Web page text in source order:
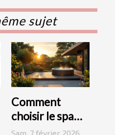
sujet
Comment
choisir le spa
idéal pour
Sam. 7 février 2026